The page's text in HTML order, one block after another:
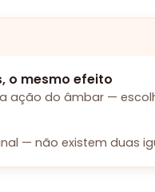
o mesmo efeito
ação do âmbar —
— não existem duas